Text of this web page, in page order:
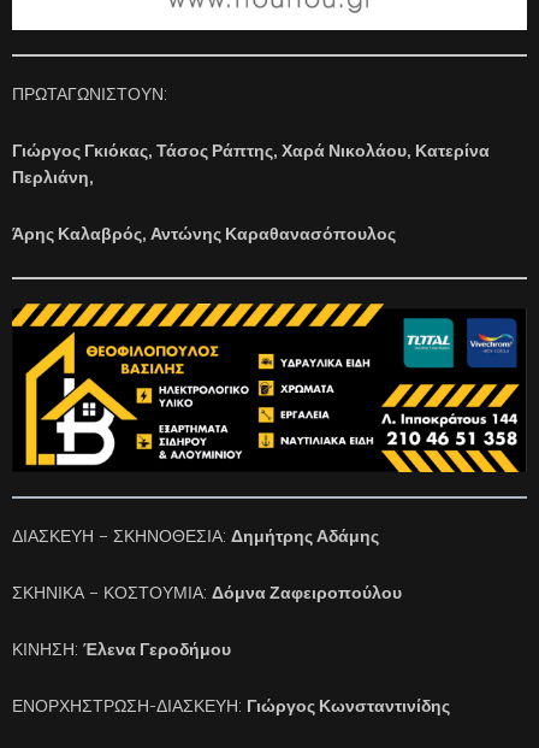
ΠΡΩΤΑΓΩΝΙΣΤΟΥΝ:
Γιώργος Γκιόκας, Τάσος Ράπτης, Χαρά Νικολάου, Κατερίνα
Περλιάνη,
Άρης Καλαβρός, Αντώνης Καραθανασόπουλος
ΔΙΑΣΚΕΥΗ – ΣΚΗΝΟΘΕΣΙΑ: Δημήτρης Αδάμης
ΣΚΗΝΙΚΑ – ΚΟΣΤΟΥΜΙΑ: Δόμνα Ζαφειροπούλου
ΚΙΝΗΣΗ: Έλενα Γεροδήμου
ΕΝΟΡΧΗΣΤΡΩΣΗ-ΔΙΑΣΚΕΥΗ: Γιώργος Κωνσταντινίδης